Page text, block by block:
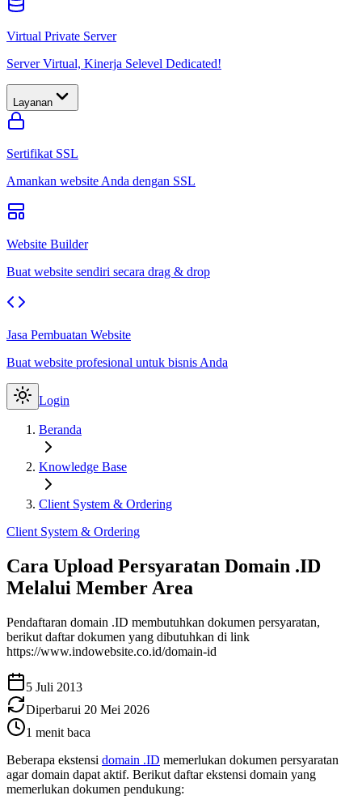
Virtual Private Server
Server Virtual, Kinerja Selevel Dedicated!
Layanan
Sertifikat SSL
Amankan website Anda dengan SSL
Website Builder
Buat website sendiri secara drag & drop
Jasa Pembuatan Website
Buat website profesional untuk bisnis Anda
Login
Beranda
Knowledge Base
Client System & Ordering
Client System & Ordering
Cara Upload Persyaratan Domain .ID
Melalui Member Area
Pendaftaran domain .ID membutuhkan dokumen persyaratan,
berikut daftar dokumen yang dibutuhkan di link
https://www.indowebsite.co.id/domain-id
5 Juli 2013
Diperbarui 20 Mei 2026
1 menit baca
Beberapa ekstensi domain .ID memerlukan dokumen persyaratan
agar domain dapat aktif. Berikut daftar ekstensi domain yang
memerlukan dokumen pendukung: